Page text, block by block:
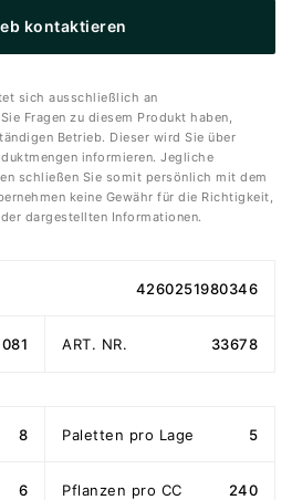
kontaktieren
sich ausschließlich an
Fragen zu diesem Produkt haben,
Betrieb. Dieser wird Sie über
informieren. Jegliche
schließen Sie somit persönlich mit dem
keine Gewähr für die Richtigkeit,
dargestellten Informationen.
4260251980346
081 ART. NR. 33678
8 Paletten pro Lage 5
6 Pflanzen pro CC 240